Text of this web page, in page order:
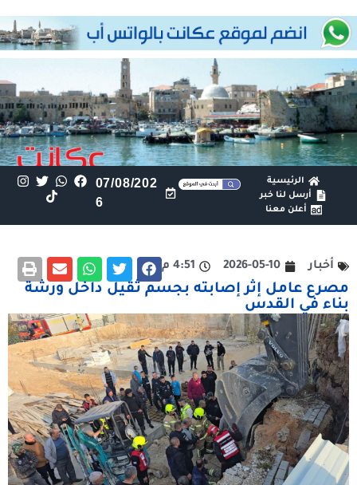
الرئيسية
أرسل لنا خبر
أعلن معنا
07/08/202
6
أخبار 2026-05-10 4:51 م
مصرع عامل إثر إصابته بجسم ثقيل داخل ورشة
بناء في القدس